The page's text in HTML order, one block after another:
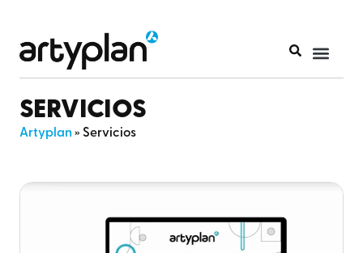
SERVICIOS
Artyplan» Servicios